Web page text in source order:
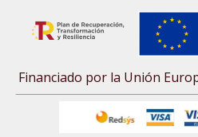
Financiado por la Unión